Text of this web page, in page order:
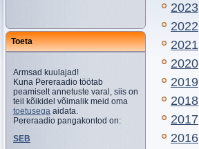
Toeta
Armsad kuulajad!
Kuna Pereraadio töötab
peamiselt annetuste varal, siis on
teil kõikidel võimalik meid oma
toetusega aidata.
Pereraadio pangakontod on:
SEB
2023
2022
2021
2020
2019
2018
2017
2016